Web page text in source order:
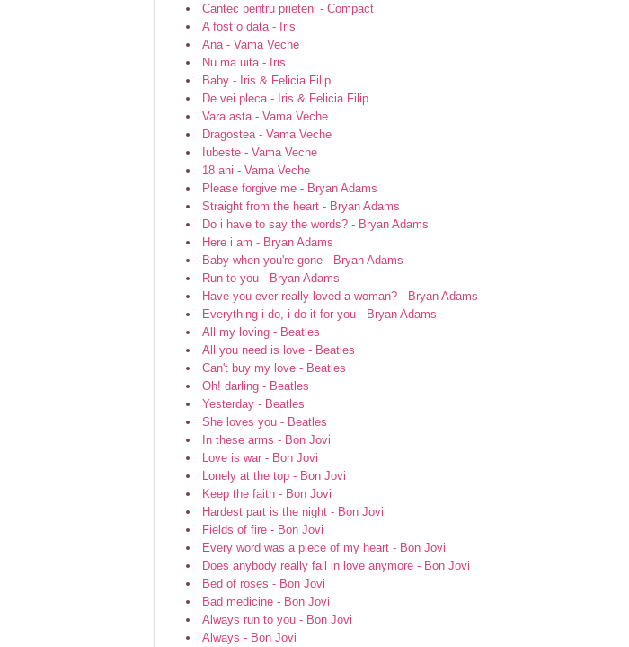
Cantec pentru prieteni - Compact
A fost o data - Iris
Ana - Vama Veche
Nu ma uita - Iris
Baby - Iris & Felicia Filip
De vei pleca - Iris & Felicia Filip
Vara asta - Vama Veche
Dragostea - Vama Veche
Iubeste - Vama Veche
18 ani - Vama Veche
Please forgive me - Bryan Adams
Straight from the heart - Bryan Adams
Do i have to say the words? - Bryan Adams
Here i am - Bryan Adams
Baby when you're gone - Bryan Adams
Run to you - Bryan Adams
Have you ever really loved a woman? - Bryan Adams
Everything i do, i do it for you - Bryan Adams
All my loving - Beatles
All you need is love - Beatles
Can't buy my love - Beatles
Oh! darling - Beatles
Yesterday - Beatles
She loves you - Beatles
In these arms - Bon Jovi
Love is war - Bon Jovi
Lonely at the top - Bon Jovi
Keep the faith - Bon Jovi
Hardest part is the night - Bon Jovi
Fields of fire - Bon Jovi
Every word was a piece of my heart - Bon Jovi
Does anybody really fall in love anymore - Bon Jovi
Bed of roses - Bon Jovi
Bad medicine - Bon Jovi
Always run to you - Bon Jovi
Always - Bon Jovi